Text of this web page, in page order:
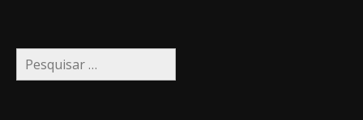
Pesquisar
por: